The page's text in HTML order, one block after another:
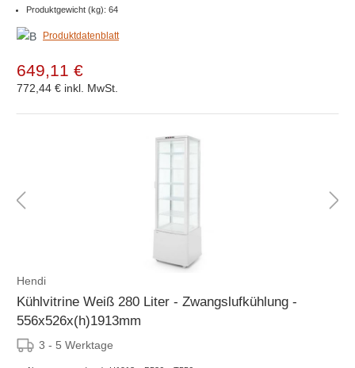
Produktgewicht (kg): 64
Produktdatenblatt
649,11 €
772,44 € inkl. MwSt.
Hendi
Kühlvitrine Weiß 280 Liter - Zwangslufkühlung -
556x526x(h)1913mm
3 - 5 Werktage